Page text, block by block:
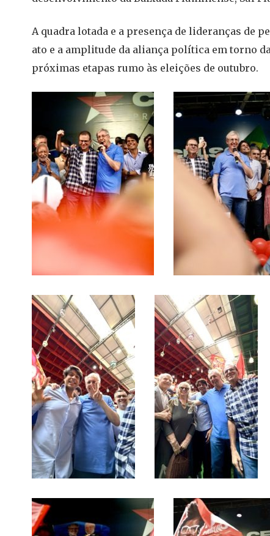
A quadra lotada e a presença de lideranças de
ato e a amplitude da aliança política em torno
próximas etapas rumo às eleições de outubro.